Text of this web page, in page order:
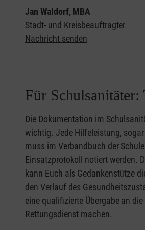
Jan Waldorf, MBA
Stadt- und Kreisbeauftragter
Nachricht senden
Für
Die Dokumentation im
wichtig. Jede Hilfeleistung,
muss im Verbandbuch der
Einsatzprotokoll notiert werden.
kann Euch als Gedankenstütze
den Verlauf des
eine qualifizierte Übergabe an
Rettungsdienst machen.